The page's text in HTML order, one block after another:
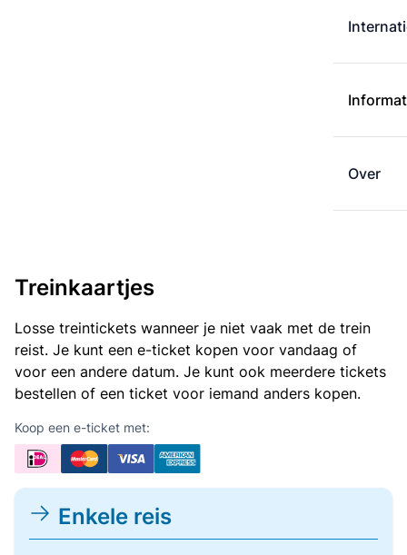
Over
Treinkaartjes
Losse treintickets wanneer je niet vaak met de trein
reist. Je kunt een e-ticket kopen voor vandaag of
voor een andere datum. Je kunt ook meerdere tickets
bestellen of een ticket voor iemand anders kopen.
Koop een e-ticket met:
Enkele reis